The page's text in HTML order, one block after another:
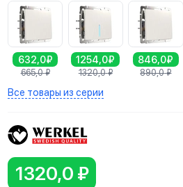
632,0₽
665,0 ₽
1254,0₽
1320,0 ₽
846,0₽
890,0 ₽
Все товары из серии
1320,0 ₽